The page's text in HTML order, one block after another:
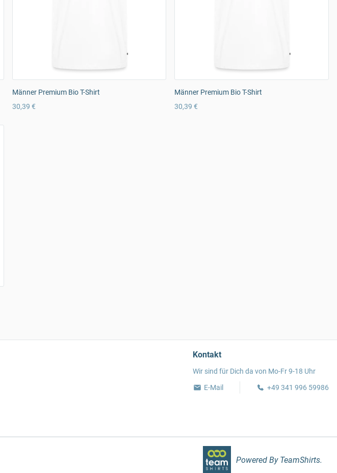
Männer Premium Bio T-Shirt
30,39 €
Männer Premium Bio T-Shirt
30,39 €
Kontakt
Wir sind für Dich da von Mo-Fr 9-18 Uhr
E-Mail
+49 341 996 59986
Powered By TeamShirts.